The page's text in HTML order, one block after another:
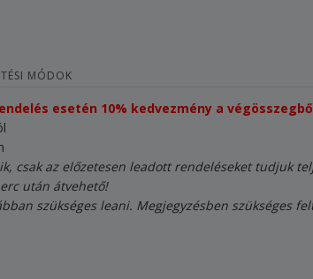
MÓDOK
esetén 10% kedvezmény a
csak az előzetesen leadott rendeléseket tudjuk
után átvehető!
szükséges leani. Megjegyzésben szükséges